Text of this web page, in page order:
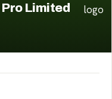
Limited